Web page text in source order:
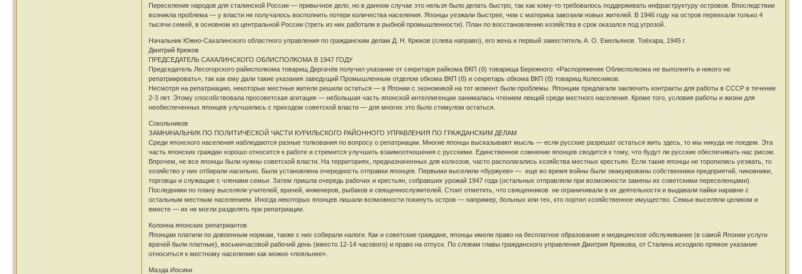
Переселение народов для сталинской России — привычное дело, но в данном случае это нельзя было делать быстро, так как кому-то требовалось поддерживать инфраструктуру островов. Впоследствии
возникла проблема — у власти не получалось восполнить потери количества населения. Японцы уезжали быстрее, чем с материка завозили новых жителей. В 1946 году на остров переехали только 4
тысячи семей, в основном из центральной России (треть из них работали в рыбной промышленности). План по восстановлению хозяйства в срок оказался под угрозой.
Начальник Южно-Сахалинского областного управления по гражданским делам Д. Н. Крюков (слева направо), его жена и первый заместитель А. О. Емельянов. Тоёхара, 1945 г.
Дмитрий Крюков
ПРЕДСЕДАТЕЛЬ САХАЛИНСКОГО ОБЛИСПОЛКОМА В 1947 ГОДУ
Председатель Лесогорского райисполкома товарищ Дергачёв получил указание от секретаря райкома ВКП (б) товарища Бережного: «Распоряжение Облисполкома не выполнять и никого не
репатриировать», так как ему дали такие указания заведущий Промышленным отделом обкома ВКП (б) и секретарь обкома ВКП (б) товарищ Колесников.
Несмотря на репатриацию, некоторые местные жители решили остаться — в Японии с экономикой на тот момент были проблемы. Японцам предлагали заключить контракты для работы в СССР в течение
2-3 лет. Этому способствовала просоветская агитация — небольшая часть японской интеллигенции занималась чтением лекций среди местного населения. Кроме того, условия работы и жизни для
необеспеченных японцев улучшились с приходом советской власти — для многих это было стимулом остаться.
Сокольников
ЗАМНАЧАЛЬНИК ПО ПОЛИТИЧЕСКОЙ ЧАСТИ КУРИЛЬСКОГО РАЙОННОГО УПРАВЛЕНИЯ ПО ГРАЖДАНСКИМ ДЕЛАМ
Среди японского населения наблюдаются разные толкования по вопросу о репатриации. Многие японцы высказывают мысль — если русские разрешат остаться жить здесь, то мы никуда не поедем. Эта
часть японских граждан хорошо относится к работе и стремится улучшить взаимоотношения с русскими. Единственное сомнение японцев сводится к тому, что будут ли русские обеспечивать нас рисом.
Впрочем, не все японцы были нужны советской власти. На территориях, предназначенных для колхозов, часто располагались хозяйства местных крестьян. Если такие японцы не торопились уезжать, то
хозяйство у них отбирали насильно. Была установлена очередность отправки японцев. Первыми выселили «буржуев» — еще во время войны были эвакуированы собственники предприятий, чиновники,
торговцы и служащие с членами семьи. Затем пришла очередь рабочих и крестьян, собравших урожай 1947 года (остальных отправляли при возможности замены их советскими переселенцами).
Последними по плану выселяли учителей, врачей, инженеров, рыбаков и священнослужителей. Стоит отметить, что священников не ограничивали в их деятельности и выдавали пайки наравне с
остальным местным населением. Иногда некоторых японцев лишали возможности покинуть остров — например, больных или тех, кто портил хозяйственное имущество. Семьи выселяли целиком и
вместе — их не могли разделять при репатриации.
Колонна японских репатриантов
Японцам платили по довоенным нормам, также с них собирали налоги. Как и советские граждане, японцы имели право на бесплатное образование и медицинское обслуживание (в самой Японии услуги
врачей были платные), восьмичасовой рабочий день (вместо 12-14 часового) и право на отпуск. По словам главы гражданского управления Дмитрия Крюкова, от Сталина исходило прямое указание
относиться к местному населению как можно «лояльнее».
Маэда Иосики